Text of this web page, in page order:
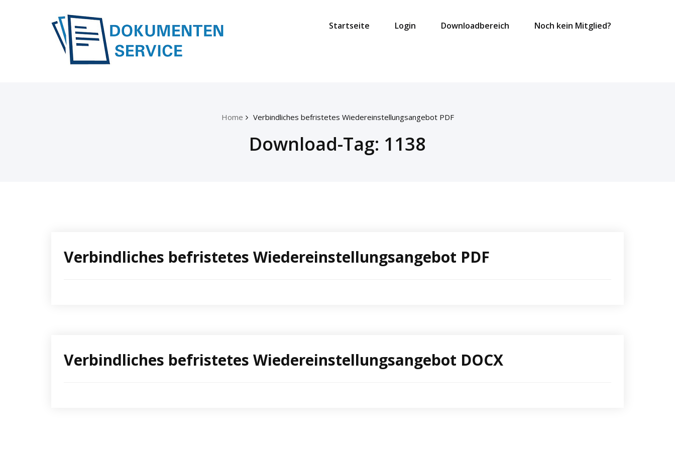
Startseite Login Downloadbereich Noch kein Mitglied?
Home Verbindliches befristetes Wiedereinstellungsangebot PDF
Download-Tag: 1138
Verbindliches befristetes Wiedereinstellungsangebot PDF
Verbindliches befristetes Wiedereinstellungsangebot DOCX